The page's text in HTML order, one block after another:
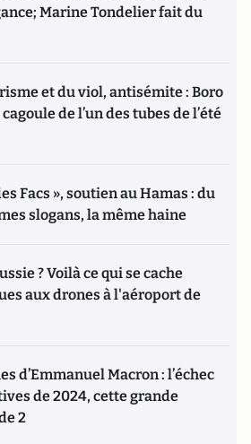
Marine Tondelier fait du
et du viol, antisémite : Boro
de l’un des tubes de l’été
Facs », soutien au Hamas : du
slogans, la même haine
? Voilà ce qui se cache
aux drones à l'aéroport de
d’Emmanuel Macron : l’échec
de 2024, cette grande
2